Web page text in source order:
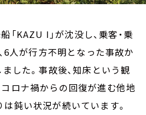
「KAZU I」が沈没し、乗客・乗
6人が行方不明となった事故か
した。事故後、知床という観
ロナ禍からの回復が進む他地
鈍い状況が続いています。